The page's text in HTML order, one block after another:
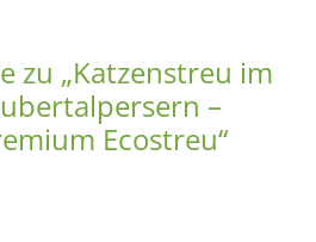
zu „Katzenstreu im
–
Ecostreu“